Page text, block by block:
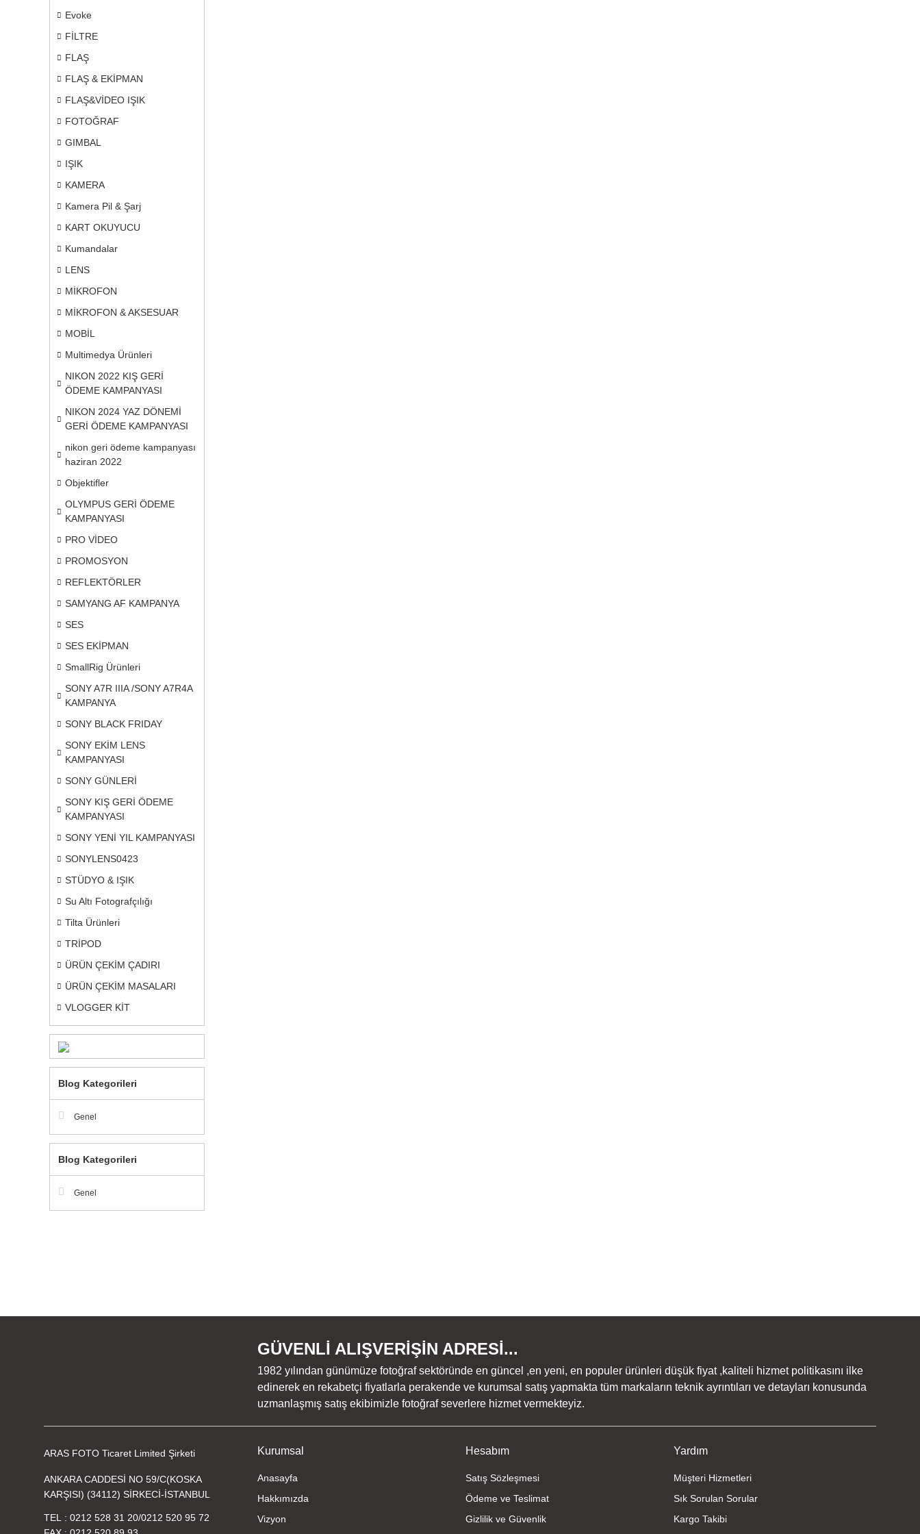
Evoke
FİLTRE
FLAŞ
FLAŞ & EKİPMAN
FLAŞ&VİDEO IŞIK
FOTOĞRAF
GIMBAL
IŞIK
KAMERA
Kamera Pil & Şarj
KART OKUYUCU
Kumandalar
LENS
MİKROFON
MİKROFON & AKSESUAR
MOBİL
Multimedya Ürünleri
NIKON 2022 KIŞ GERİ
ÖDEME KAMPANYASI
NIKON 2024 YAZ DÖNEMİ
GERİ ÖDEME KAMPANYASI
nikon geri ödeme kampanyası
haziran 2022
Objektifler
OLYMPUS GERİ ÖDEME
KAMPANYASI
PRO VİDEO
PROMOSYON
REFLEKTÖRLER
SAMYANG AF KAMPANYA
SES
SES EKİPMAN
SmallRig Ürünleri
SONY A7R IIIA /SONY A7R4A
KAMPANYA
SONY BLACK FRIDAY
SONY EKİM LENS
KAMPANYASI
SONY GÜNLERİ
SONY KIŞ GERİ ÖDEME
KAMPANYASI
SONY YENİ YIL KAMPANYASI
SONYLENS0423
STÜDYO & IŞIK
Su Altı Fotografçılığı
Tilta Ürünleri
TRİPOD
ÜRÜN ÇEKİM ÇADIRI
ÜRÜN ÇEKİM MASALARI
VLOGGER KİT
Blog Kategorileri
Genel
Blog Kategorileri
Genel
GÜVENLİ ALIŞVERİŞİN ADRESİ...
1982 yılından günümüze fotoğraf sektöründe en güncel ,en yeni, en populer ürünleri düşük fiyat ,kaliteli hizmet politikasını ilke
edinerek en rekabetçi fiyatlarla perakende ve kurumsal satış yapmakta tüm markaların teknik ayrıntıları ve detayları konusunda
uzmanlaşmış satış ekibimizle fotoğraf severlere hizmet vermekteyiz.
ARAS FOTO Ticaret Limited Şirketi
ANKARA CADDESİ NO 59/C(KOSKA
KARŞISI) (34112) SİRKECİ-İSTANBUL
TEL 0212 528 31 20/0212 520 95 72
Kurumsal
Anasayfa
Hakkımızda
Vizyon
Hesabım
Satış Sözleşmesi
Ödeme ve Teslimat
Gizlilik ve Güvenlik
Yardım
Müşteri Hizmetleri
Sık Sorulan Sorular
Kargo Takibi